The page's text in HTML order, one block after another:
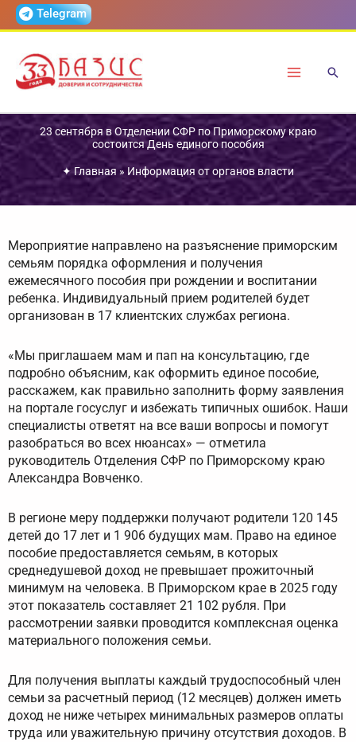
ПерейтиTelegram
23 сентября в Отделении СФР по Приморскому краю
состоится День единого пособия
✦ Главная» Информация от органов власти
Мероприятие направлено на разъяснение приморским
семьям порядка оформления и получения
ежемесячного пособия при рождении и воспитании
ребенка. Индивидуальный прием родителей будет
организован в 17 клиентских службах региона.
«Мы приглашаем мам и пап на консультацию, где
подробно объясним, как оформить единое пособие,
расскажем, как правильно заполнить форму заявления
на портале госуслуг и избежать типичных ошибок. Наши
специалисты ответят на все ваши вопросы и помогут
разобраться во всех нюансах» — отметила
руководитель Отделения СФР по Приморскому краю
Александра Вовченко.
В регионе меру поддержки получают родители 120 145
детей до 17 лет и 1 906 будущих мам. Право на единое
пособие предоставляется семьям, в которых
среднедушевой доход не превышает прожиточный
минимум на человека. В Приморском крае в 2025 году
этот показатель составляет 21 102 рубля. При
рассмотрении заявки проводится комплексная оценка
материального положения семьи.
Для получения выплаты каждый трудоспособный член
семьи за расчетный период (12 месяцев) должен иметь
доход не ниже четырех минимальных размеров оплаты
труда или уважительную причину отсутствия доходов. В